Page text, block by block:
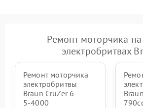
Ремонт моторчика на
электробритвах
Ремонт моторчика
электробритвы
Braun CruZer 6
5‑4000